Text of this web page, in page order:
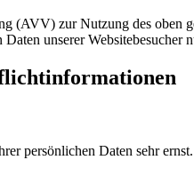
(AVV) zur Nutzung des oben
Daten unserer
persönlichen Daten sehr